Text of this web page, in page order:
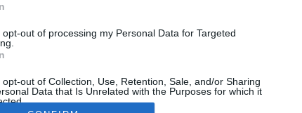
opt-out of processing my Personal Data for Targeted
opt-out of Collection, Use, Retention, Sale, and/or Sharing
Data that Is Unrelated with the Purposes for which it